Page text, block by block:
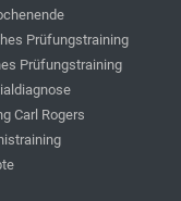
Prüfungstraining
Prüfungstraining
Carl Rogers